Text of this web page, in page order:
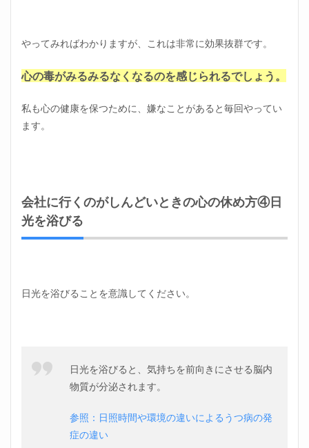
やってみればわかりますが、これは非常に効果抜群です。
心の毒がみるみるなくなるのを感じられるでしょう。
私も心の健康を保つために、嫌なことがあると毎回やってい
ます。
会社に行くのがしんどいときの心の休め方④日
光を浴びる
日光を浴びることを意識してください。
日光を浴びると、気持ちを前向きにさせる脳内
物質が分泌されます。
参照：日照時間や環境の違いによるうつ病の発
症の違い